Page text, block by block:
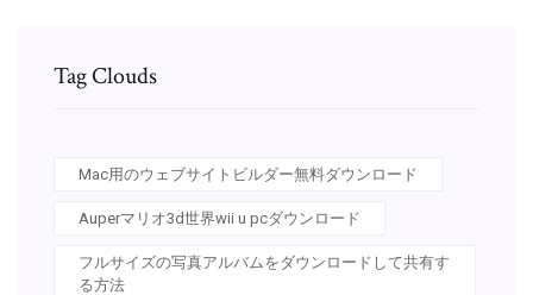
Tag Clouds
Mac用のウェブサイトビルダー無料ダウンロード
Auperマリオ3d世界wii u pcダウンロード
フルサイズの写真アルバムをダウンロードして共有す
る方法